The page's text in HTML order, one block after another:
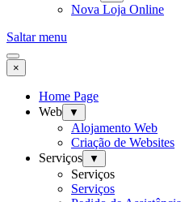
Nova Loja Online
Saltar menu
×
Home Page
Web
▼
Alojamento Web
Criação de Websites
Serviços
▼
Serviços
Serviços